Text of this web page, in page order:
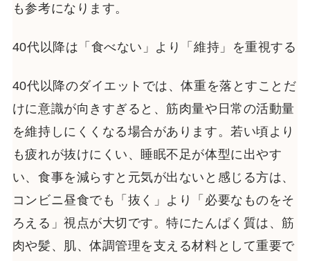
も参考になります。
40代以降は「食べない」より「維持」を重視する
40代以降のダイエットでは、体重を落とすことだ
けに意識が向きすぎると、筋肉量や日常の活動量
を維持しにくくなる場合があります。若い頃より
も疲れが抜けにくい、睡眠不足が体型に出やす
い、食事を減らすと元気が出ないと感じる方は、
コンビニ昼食でも「抜く」より「必要なものをそ
ろえる」視点が大切です。特にたんぱく質は、筋
肉や髪、肌、体調管理を支える材料として重要で